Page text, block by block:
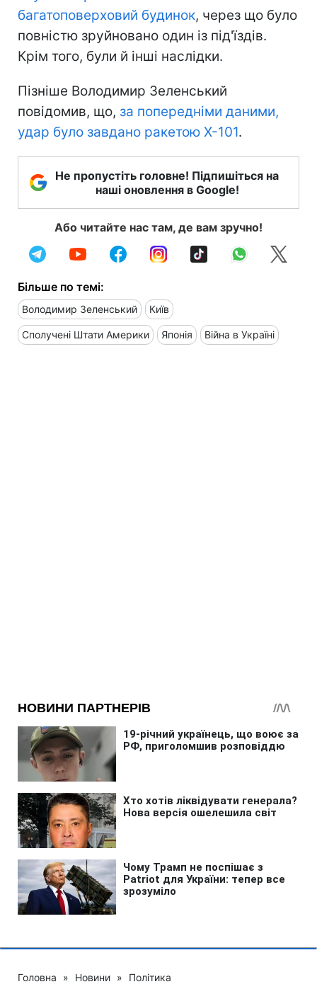
багатоповерховий будинок, через що було
повністю зруйновано один із під'їздів.
Крім того, були й інші наслідки.
Пізніше Володимир Зеленський
повідомив, що, за попередніми даними,
удар було завдано ракетою Х-101.
Не пропустіть головне! Підпишіться на
наші оновлення в Google!
Або читайте нас там, де вам зручно!
Більше по темі:
Володимир Зеленський Київ
Сполучені Штати Америки Японія Війна в Україні
Головна » Новини » Політика